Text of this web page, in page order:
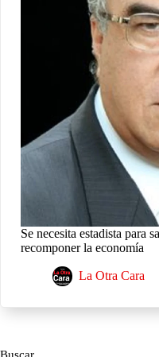
Se necesita estadista para
recomponer la economía
La Otra Cara